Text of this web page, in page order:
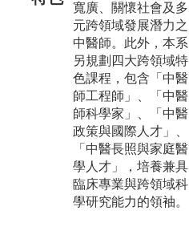
寬廣、關懷社會及多
元跨領域發展潛力之
中醫師。此外，本系
另規劃四大跨領域特
色課程，包含「中醫
師工程師」、「中醫
師科學家」、「中醫
政策與國際人才」、
「中醫長照與家庭醫
學人才」，培養兼具
臨床專業與跨領域科
學研究能力的領袖。